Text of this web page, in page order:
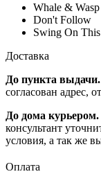
Whale & Wasp
Don't Follow
Swing On This
Доставка
До пункта выдачи.
согласован адрес,
До дома курьером.
консультант
условия, а так же
Оплата